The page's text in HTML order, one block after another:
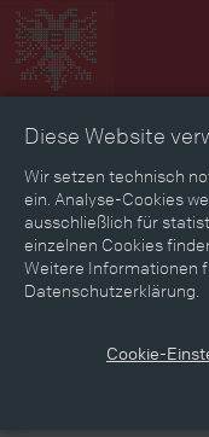
Zeitbild Zeitreise
Mediathek
Themen Zeiträume
Diese Website
Wir setzen technisch
ein. Analyse-Cookies
ausschließlich für
einzelnen Cookies
Weitere Informationen
Datenschutzerklärung.
Cookie-